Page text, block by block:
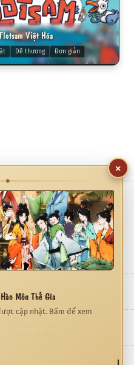
Việt Hóa
Dễ thương Đơn giản
Email hỗ trợ
meviethoa@gmail.com
meviethoa@gmail.com
×
◆
Môn Thế Gia
cập nhật. Bấm để xem